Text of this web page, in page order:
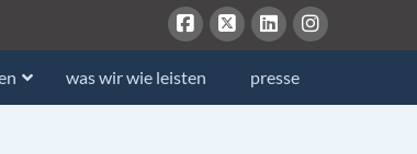
was wir wie leisten presse